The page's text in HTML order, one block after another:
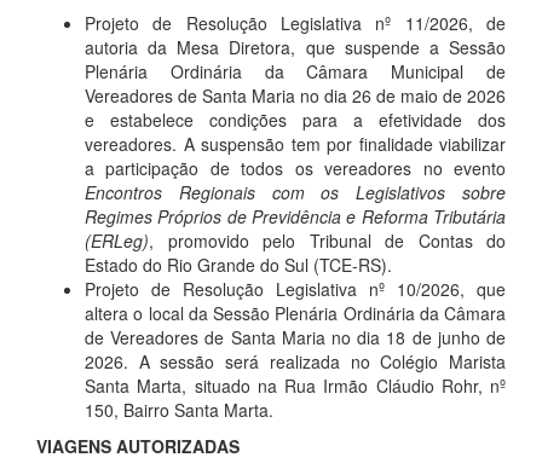
Projeto de Resolução Legislativa nº 11/2026, de
autoria da Mesa Diretora, que suspende a Sessão
Plenária Ordinária da Câmara Municipal de
Vereadores de Santa Maria no dia 26 de maio de 2026
e estabelece condições para a efetividade dos
vereadores. A suspensão tem por finalidade viabilizar
a participação de todos os vereadores no evento
Encontros Regionais com os Legislativos sobre
Regimes Próprios de Previdência e Reforma Tributária
(ERLeg), promovido pelo Tribunal de Contas do
Estado do Rio Grande do Sul (TCE-RS).
Projeto de Resolução Legislativa nº 10/2026, que
altera o local da Sessão Plenária Ordinária da Câmara
de Vereadores de Santa Maria no dia 18 de junho de
2026. A sessão será realizada no Colégio Marista
Santa Marta, situado na Rua Irmão Cláudio Rohr, nº
150, Bairro Santa Marta.
VIAGENS AUTORIZADAS